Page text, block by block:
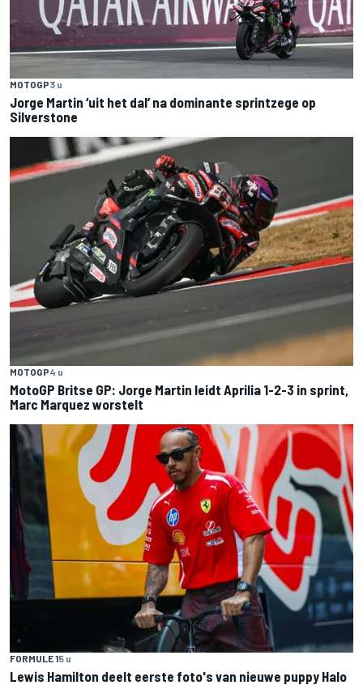
MOTOGP3 u
Jorge Martin ‘uit het dal’ na dominante sprintzege op
Silverstone
MOTOGP4 u
MotoGP Britse GP: Jorge Martin leidt Aprilia 1-2-3 in sprint,
Marc Marquez worstelt
FORMULE 15 u
Lewis Hamilton deelt eerste foto's van nieuwe puppy Halo